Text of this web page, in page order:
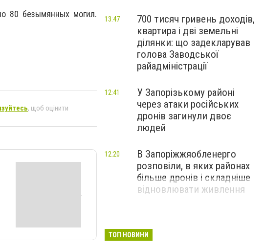
80 безымянных могил.
, щоб оцінити
700 тисяч гривень доходів,
квартира і дві земельні
ділянки: що задекларував
голова Заводської
райадміністрації
13:47
У Запорізькому районі
через атаки російських
дронів загинули двоє
людей
12:41
В Запоріжжяобленерго
розповіли, в яких районах
більше дронів і складніше
відновлювати живлення
12:20
ТОП НОВИНИ